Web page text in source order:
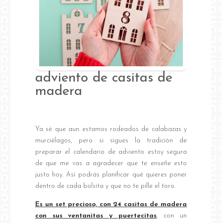
adviento de casitas de
madera
Ya sé que aun estamos rodeados de calabazas y
murciélagos, pero si sigues la tradición de
preparar el calendario de adviento estoy segura
de que me vas a agradecer que te enseñe esto
justo hoy. Así podrás planificar qué quieres poner
dentro de cada bolsita y que no te pille el toro.
Es un set precioso, con 24 casitas de madera
con sus ventanitas y puertecitas, con un